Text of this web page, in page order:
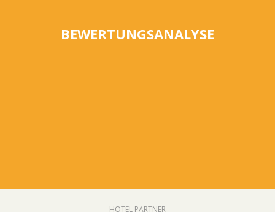
BEWERTUNGSANALYSE
HOTEL PARTNER